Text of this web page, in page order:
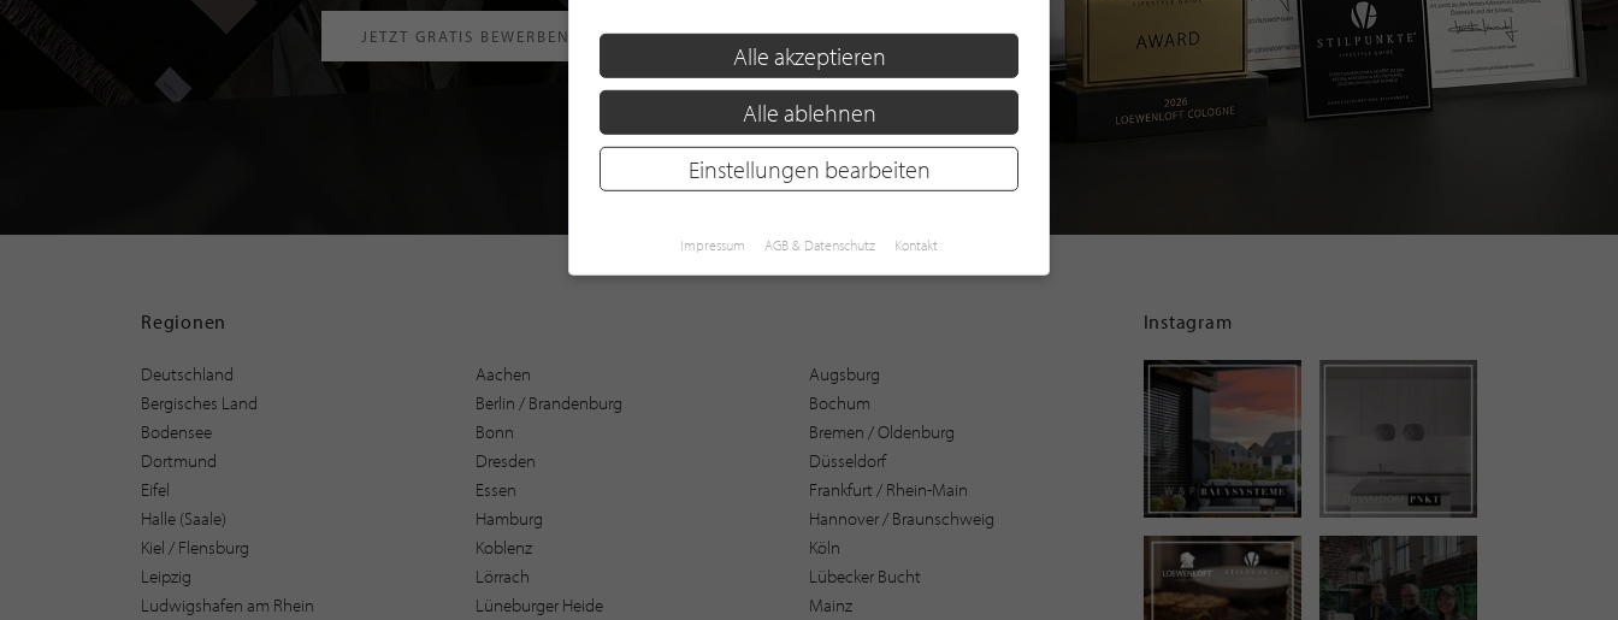
JETZT GRATIS BEWERBEN
Regionen
Deutschland Aachen
Augsburg
Bergisches Land
Berlin / Brandenburg
Bochum
Bodensee
Bonn
Bremen / Oldenburg
Dortmund
Dresden
Düsseldorf
Eifel
Essen
Frankfurt / Rhein-Main
Halle (Saale)
Hamburg
Hannover / Braunschweig
Kiel / Flensburg
Koblenz
Köln
Leipzig
Lörrach
Lübecker Bucht
Ludwigshafen am Rhein
Lüneburger Heide
Mainz
Instagram
Alle akzeptieren
Alle ablehnen
Einstellungen bearbeiten
Impressum AGB & Datenschutz Kontakt